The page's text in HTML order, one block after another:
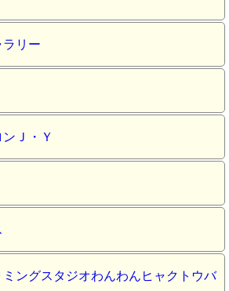
リー
Ｊ・Ｙ
ングスタジオわんわんヒャクトウバ